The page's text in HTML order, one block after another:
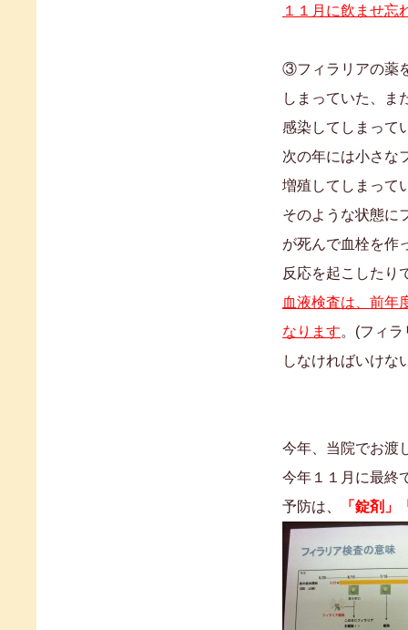
１１月に飲ませ忘
③フィラリアの薬
しまっていた、ま
感染してしまって
次の年には小さな
増殖してしまって
そのような状態に
が死んで血栓を作
反応を起こしたり
血液検査は、前年
なります。(フィ
しなければいけな
今年、当院でお渡
今年１１月に最終
予防は
「錠剤